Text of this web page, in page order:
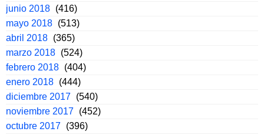
junio 2018 (416)
mayo 2018 (513)
abril 2018 (365)
marzo 2018 (524)
febrero 2018 (404)
enero 2018 (444)
diciembre 2017 (540)
noviembre 2017 (452)
octubre 2017 (396)